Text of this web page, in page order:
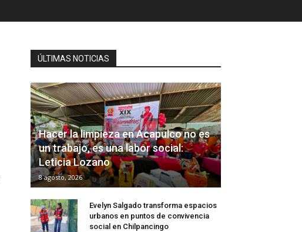
ÚLTIMAS NOTICIAS
Hacer la limpieza en Acapulco no es
un trabajo, es una labor social:
Leticia Lozano
8 agosto, 2026
Evelyn Salgado transforma espacios
urbanos en puntos de convivencia
social en Chilpancingo